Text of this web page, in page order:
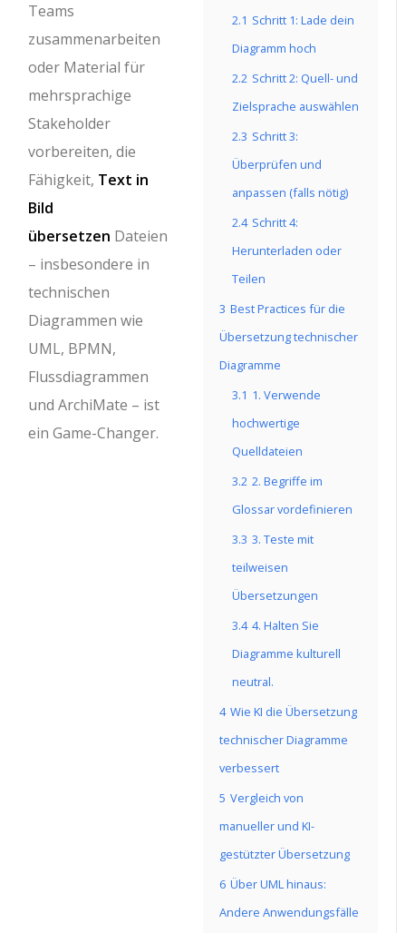
2.1 Schritt 1: Lade dein
Diagramm hoch
2.2 Schritt 2: Quell- und
Zielsprache auswählen
2.3 Schritt 3:
Überprüfen und
anpassen (falls nötig)
2.4 Schritt 4:
Herunterladen oder
Teilen
3 Best Practices für die
Übersetzung technischer
Diagramme
3.1 1. Verwende
hochwertige
Quelldateien
3.2 2. Begriffe im
Glossar vordefinieren
3.3 3. Teste mit
teilweisen
Übersetzungen
3.4 4. Halten Sie
Diagramme kulturell
neutral.
4 Wie KI die Übersetzung
technischer Diagramme
verbessert
5 Vergleich von
manueller und KI-
gestützter Übersetzung
6 Über UML hinaus:
Andere Anwendungsfälle
Teams
zusammenarbeiten
oder Material für
mehrsprachige
Stakeholder
vorbereiten, die
Fähigkeit, Text in
Bild
übersetzen Dateien
– insbesondere in
technischen
Diagrammen wie
UML, BPMN,
Flussdiagrammen
und ArchiMate – ist
ein Game-Changer.